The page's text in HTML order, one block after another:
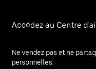
Accédez au Centre
Ne vendez pas et ne
personnelles.